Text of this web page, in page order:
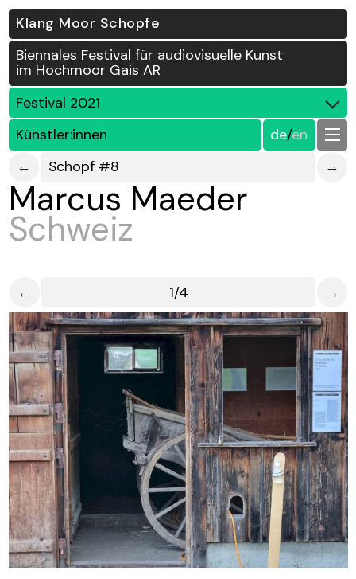
Klang Moor Schopfe
Biennales Festival für audiovisuelle Kunst
im Hochmoor Gais AR
Festival 2021
Künstler:innen
de/en
←
Schopf #8 →
Marcus Maeder
Schweiz
← 1/4 →